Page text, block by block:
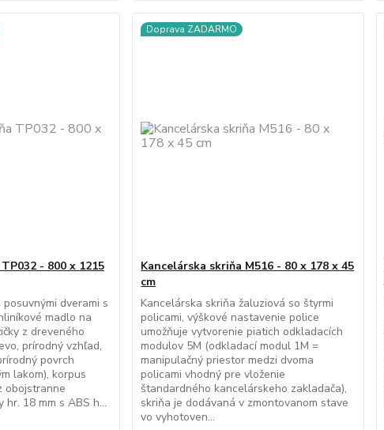
- 800 x 1215
dverami s
madlo na
z dreveného
prírodný vzhľad,
povrch
lakom), korpus
obojstranne
hr. 18 mm s ABS h...
Doprava ZADARMO
Kancelárska skriňa M516 - 80 x 178 x 45
cm
Kancelárska skriňa žaluziová so štyrmi
policami, výškové nastavenie police
umožňuje vytvorenie piatich odkladacích
modulov 5M (odkladací modul 1M =
manipulačný priestor medzi dvoma
policami vhodný pre vloženie
štandardného kancelárskeho zakladača),
skriňa je dodávaná v zmontovanom stave
vo vyhotoven...